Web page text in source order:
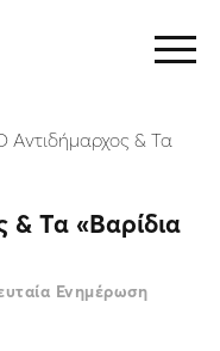
Αντιδήμαρχος & Τα
& Τα «Βαρίδια
Ενημέρωση